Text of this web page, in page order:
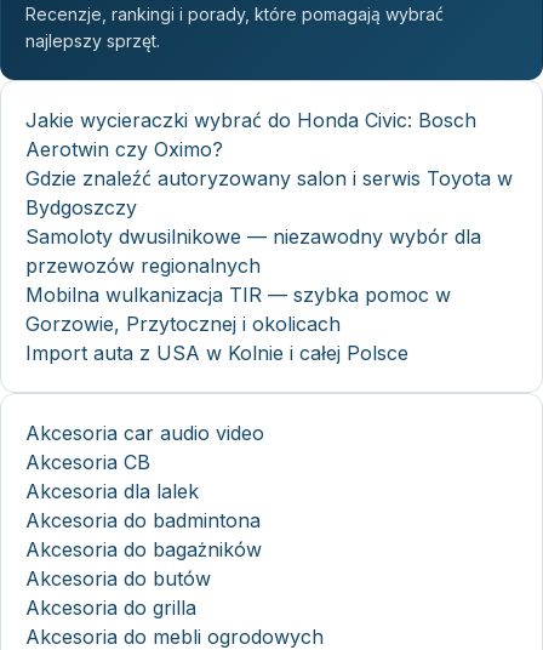
Recenzje, rankingi i porady, które pomagają wybrać
najlepszy sprzęt.
Jakie wycieraczki wybrać do Honda Civic: Bosch
Aerotwin czy Oximo?
Gdzie znaleźć autoryzowany salon i serwis Toyota w
Bydgoszczy
Samoloty dwusilnikowe — niezawodny wybór dla
przewozów regionalnych
Mobilna wulkanizacja TIR — szybka pomoc w
Gorzowie, Przytocznej i okolicach
Import auta z USA w Kolnie i całej Polsce
Akcesoria car audio video
Akcesoria CB
Akcesoria dla lalek
Akcesoria do badmintona
Akcesoria do bagażników
Akcesoria do butów
Akcesoria do grilla
Akcesoria do mebli ogrodowych